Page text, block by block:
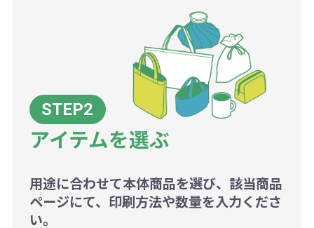
アイテムを選ぶ
用途に合わせて本体商品を選び、該当商品
ページにて、印刷方法や数量を入力くださ
い。